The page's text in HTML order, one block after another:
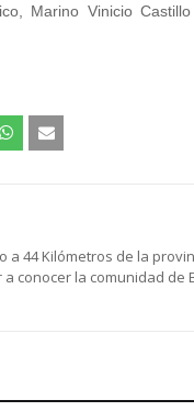
Marino Vinicio
44 Kilómetros de la
conocer la comunidad de